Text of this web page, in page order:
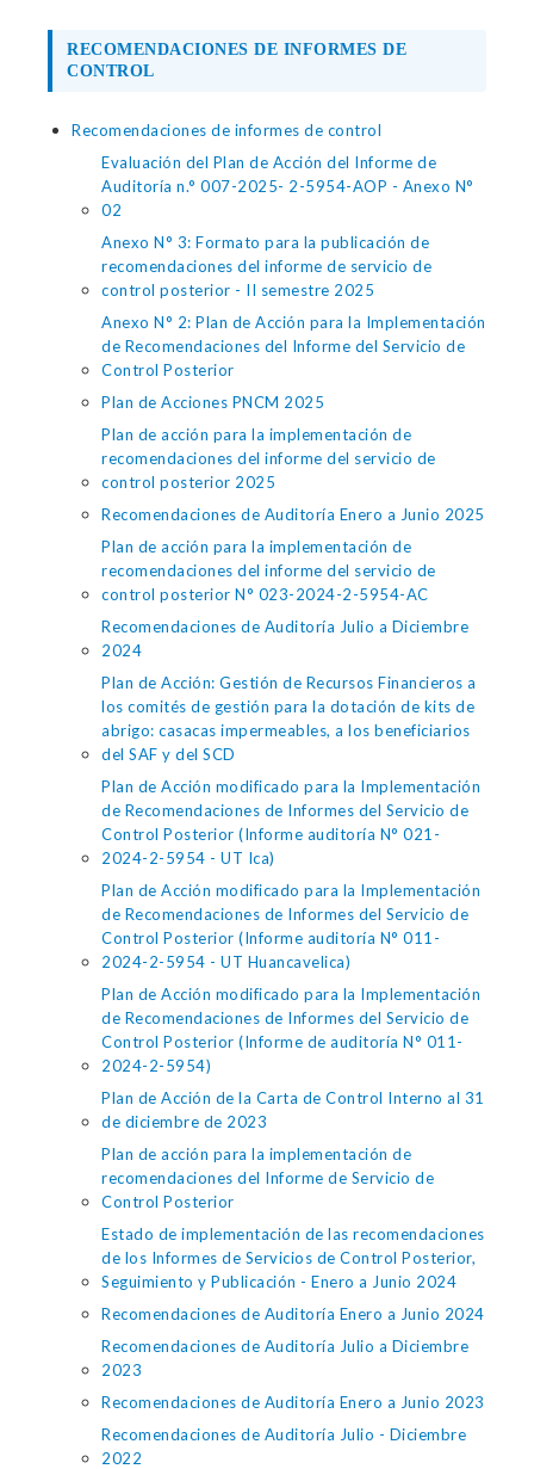
RECOMENDACIONES DE INFORMES DE
CONTROL
Recomendaciones de informes de control
Evaluación del Plan de Acción del Informe de
Auditoría n.° 007-2025- 2-5954-AOP - Anexo N°
02
Anexo N° 3: Formato para la publicación de
recomendaciones del informe de servicio de
control posterior - II semestre 2025
Anexo N° 2: Plan de Acción para la Implementación
de Recomendaciones del Informe del Servicio de
Control Posterior
Plan de Acciones PNCM 2025
Plan de acción para la implementación de
recomendaciones del informe del servicio de
control posterior 2025
Recomendaciones de Auditoría Enero a Junio 2025
Plan de acción para la implementación de
recomendaciones del informe del servicio de
control posterior N° 023-2024-2-5954-AC
Recomendaciones de Auditoría Julio a Diciembre
2024
Plan de Acción: Gestión de Recursos Financieros a
los comités de gestión para la dotación de kits de
abrigo: casacas impermeables, a los beneficiarios
del SAF y del SCD
Plan de Acción modificado para la Implementación
de Recomendaciones de Informes del Servicio de
Control Posterior (Informe auditoría N° 021-
2024-2-5954 - UT Ica)
Plan de Acción modificado para la Implementación
de Recomendaciones de Informes del Servicio de
Control Posterior (Informe auditoría N° 011-
2024-2-5954 - UT Huancavelica)
Plan de Acción modificado para la Implementación
de Recomendaciones de Informes del Servicio de
Control Posterior (Informe de auditoría N° 011-
2024-2-5954)
Plan de Acción de la Carta de Control Interno al 31
de diciembre de 2023
Plan de acción para la implementación de
recomendaciones del Informe de Servicio de
Control Posterior
Estado de implementación de las recomendaciones
de los Informes de Servicios de Control Posterior,
Seguimiento y Publicación - Enero a Junio 2024
Recomendaciones de Auditoría Enero a Junio 2024
Recomendaciones de Auditoría Julio a Diciembre
2023
Recomendaciones de Auditoría Enero a Junio 2023
Recomendaciones de Auditoría Julio - Diciembre
2022